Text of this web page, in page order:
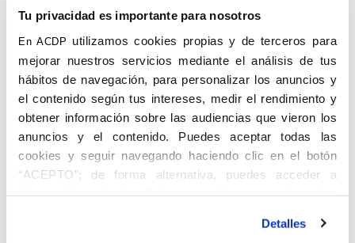
Tu privacidad es importante para nosotros
En ACDP utilizamos cookies propias y de terceros para
mejorar nuestros servicios mediante el análisis de tus
hábitos de navegación, para personalizar los anuncios y
el contenido según tus intereses, medir el rendimiento y
obtener información sobre las audiencias que vieron los
anuncios y el contenido. Puedes aceptar todas las
cookies y seguir navegando haciendo clic en el botón
“ACEPTO”; de forma alternativa, puedes acceder a
información más detallada y cambiar tus preferencias
en el botón "Personalizar". Para más información puedes
Detalles
Varela
Aymerich,
Ramón
Autor
Centro de
adscripción
Fecha de
nacimiento
01/01/1909
Lugar de
Fecha de
defunción
Lugar de
defunción